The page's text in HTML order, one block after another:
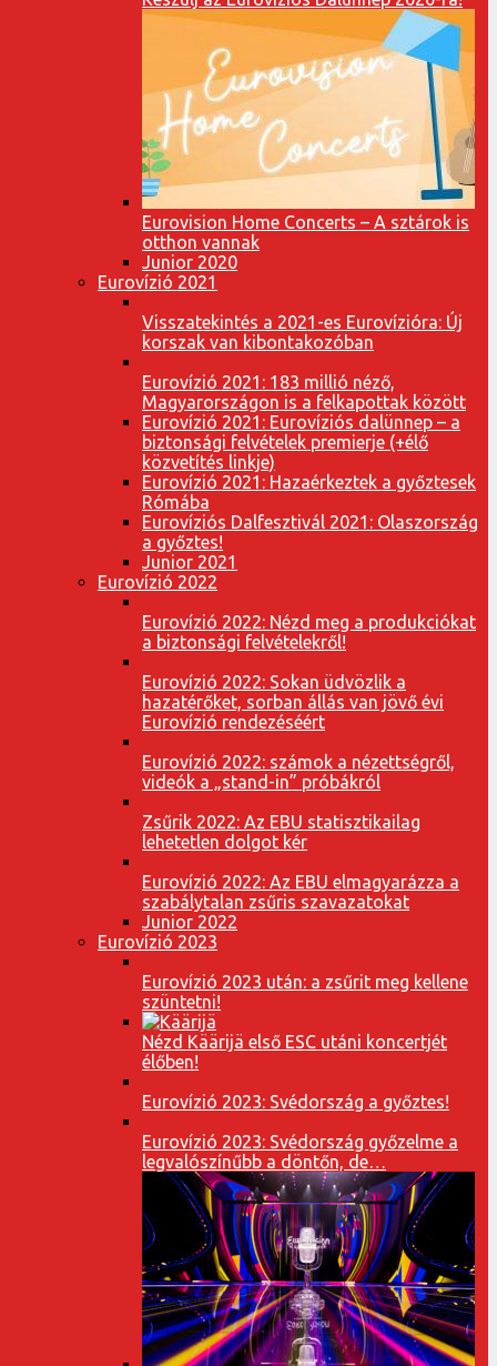
Eurovision Home Concerts – A sztárok is
otthon vannak
Junior 2020
Eurovízió 2021
Visszatekintés a 2021-es Eurovízióra: Új
korszak van kibontakozóban
Eurovízió 2021: 183 millió néző,
Magyarországon is a felkapottak között
Eurovízió 2021: Eurovíziós dalünnep – a
biztonsági felvételek premierje (+élő
közvetítés linkje)
Eurovízió 2021: Hazaérkeztek a győztesek
Rómába
Eurovíziós Dalfesztivál 2021: Olaszország
a győztes!
Junior 2021
Eurovízió 2022
Eurovízió 2022: Nézd meg a produkciókat
a biztonsági felvételekről!
Eurovízió 2022: Sokan üdvözlik a
hazatérőket, sorban állás van jövő évi
Eurovízió rendezéséért
Eurovízió 2022: számok a nézettségről,
videók a „stand-in” próbákról
Zsűrik 2022: Az EBU statisztikailag
lehetetlen dolgot kér
Eurovízió 2022: Az EBU elmagyarázza a
szabálytalan zsűris szavazatokat
Junior 2022
Eurovízió 2023
Eurovízió 2023 után: a zsűrit meg kellene
szüntetni!
Nézd Käärijä első ESC utáni koncertjét
élőben!
Eurovízió 2023: Svédország a győztes!
Eurovízió 2023: Svédország győzelme a
legvalószínűbb a döntőn, de…